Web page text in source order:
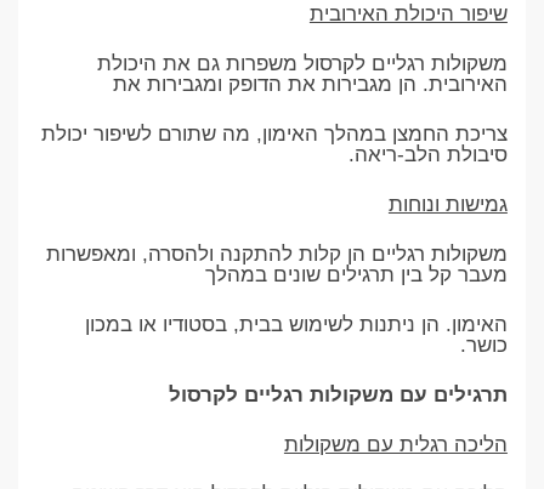
שיפור היכולת האירובית
משקולות רגליים לקרסול משפרות גם את היכולת
האירובית. הן מגבירות את הדופק ומגבירות את
צריכת החמצן במהלך האימון, מה שתורם לשיפור יכולת
סיבולת הלב-ריאה.
גמישות ונוחות
משקולות רגליים הן קלות להתקנה ולהסרה, ומאפשרות
מעבר קל בין תרגילים שונים במהלך
האימון. הן ניתנות לשימוש בבית, בסטודיו או במכון
כושר.
תרגילים עם משקולות רגליים לקרסול
הליכה רגלית עם משקולות